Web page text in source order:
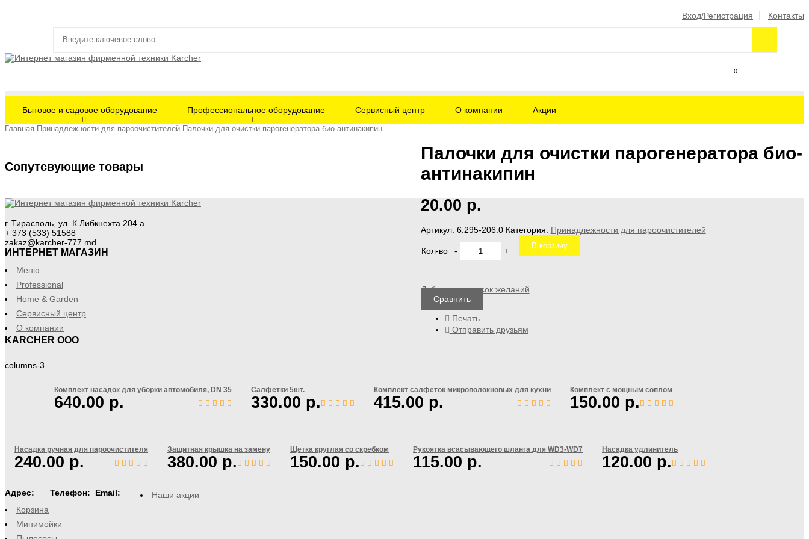
Вход/Регистрация Контакты
0
Бытовое и садовое оборудование Профессиональное оборудование Сервисный центр О компании Акции
Главная Принадлежности для пароочистителей Палочки для очистки парогенератора био-антинакипин
Палочки для очистки парогенератора био-
антинакипин
20.00 р.
Артикул: 6.295-206.0 Категория: Принадлежности для пароочистителей
Кол-во - +
В корзину
Добавить в список желаний
Сравнить
Печать
Отправить друзьям
Сопутсвующие товары
columns-3
Сравнить
Комплект насадок для уборки автомобиля, DN 35
640.00 р.
Салфетки 5шт.
330.00 р. Сравнить
Комплект салфеток микроволокновых для кухни
415.00 р.
Комплект с мощным соплом
150.00 р.
Сравнить
Насадка ручная для пароочистителя
240.00 р. Сравнить
Защитная крышка на замену
380.00 р.
Щетка круглая со скребком
150.00 р. Сравнить
Рукоятка всасывающего шланга для WD3-WD7
115.00 р.
Насадка удлинитель
120.00 р.
Адрес:
г. Тирасполь, ул. К.Либкнехта 204 а
Телефон:
+ 373 (533) 51588
Email:
zakaz@karcher-777.md
ИНТЕРНЕТ МАГАЗИН
Меню
Professional
Home & Garden
Сервисный центр
О компании
KARCHER ООО
Наши акции
Корзина
Минимойки